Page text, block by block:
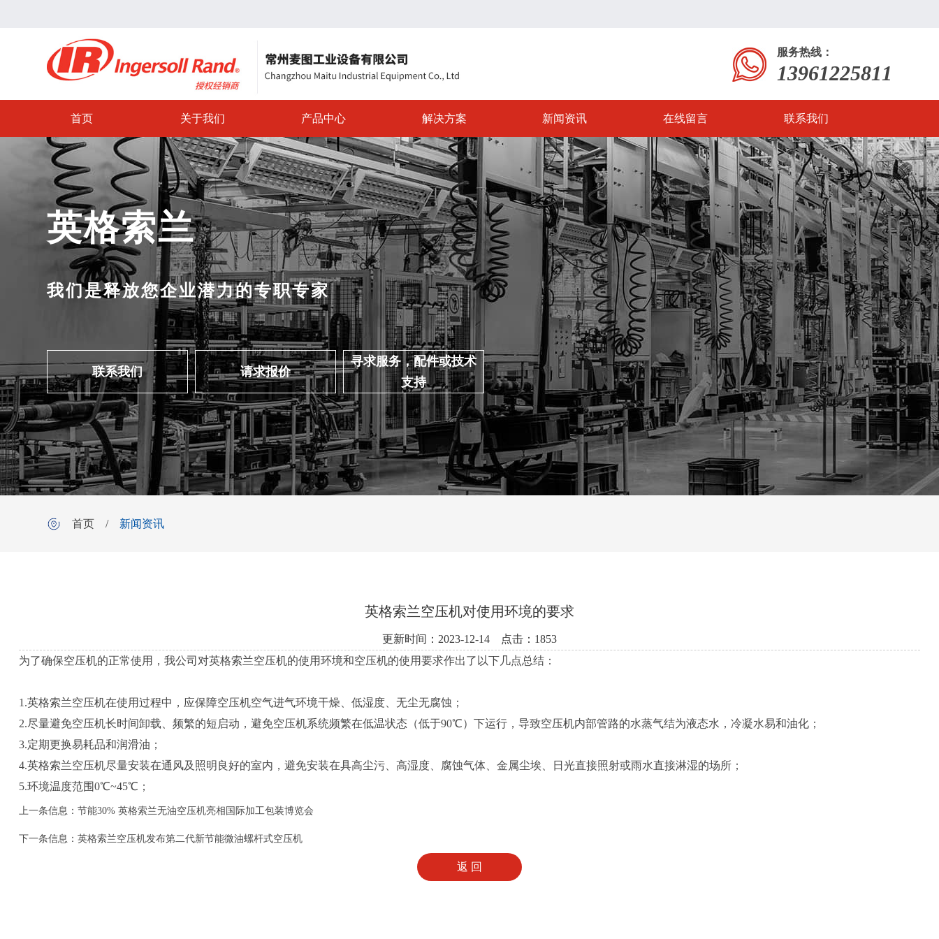
服务热线：
13961225811
首页 关于我们 产品中心 解决方案 新闻资讯 在线留言 联系我们
英格索兰
我们是释放您企业潜力的专职专家
联系我们 请求报价
寻求服务，配件或技术
支持
首页 / 新闻资讯
英格索兰空压机对使用环境的要求
更新时间：2023-12-14 点击：1853
为了确保空压机的正常使用，我公司对英格索兰空压机的使用环境和空压机的使用要求作出了以下几点总结：
1.英格索兰空压机在使用过程中，应保障空压机空气进气环境干燥、低湿度、无尘无腐蚀；
2.尽量避免空压机长时间卸载、频繁的短启动，避免空压机系统频繁在低温状态（低于90℃）下运行，导致空压机内部管路的水蒸气结为液态水，冷凝水易和油化；
3.定期更换易耗品和润滑油；
4.英格索兰空压机尽量安装在通风及照明良好的室内，避免安装在具高尘污、高湿度、腐蚀气体、金属尘埃、日光直接照射或雨水直接淋湿的场所；
5.环境温度范围0℃~45℃；
上一条信息： 节能30% 英格索兰无油空压机亮相国际加工包装博览会
下一条信息： 英格索兰空压机发布第二代新节能微油螺杆式空压机